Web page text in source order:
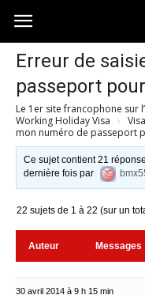
Australia-
australie.com
Erreur de
passeport
Le 1er site francophone sur
Working Holiday Visa ›
mon numéro de passeport
Ce sujet contient 21
dernière fois par
22 sujets de 1 à 22 (sur un
Auteur Messages
30 avril 2014 à 9 h 15 min